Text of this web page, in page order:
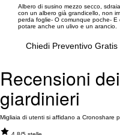
Albero di susino mezzo secco,
con un albero già grandicello, non
perda foglie- O comunque poche-
potare anche un ulivo e un arancio.
Chiedi Preventivo Gratis
Recensioni
giardinieri
Migliaia di utenti si affidano a Cronoshare